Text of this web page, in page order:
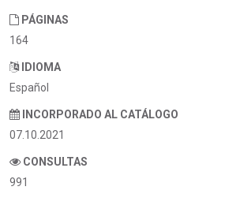
PÁGINAS
164
IDIOMA
Español
INCORPORADO AL CATÁLOGO
07.10.2021
CONSULTAS
991